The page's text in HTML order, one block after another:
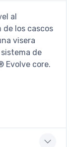
al
los cascos
visera
de
Evolve core.